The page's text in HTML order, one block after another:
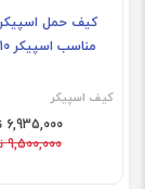
مناسب اسپیکر Partybox 110
کیف اسپیکر
6,935,000 تومان
9,500,000 تومان